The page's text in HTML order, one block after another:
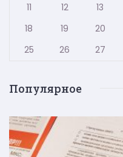
11
12 13
18
19 20
25
26 27
Популярное